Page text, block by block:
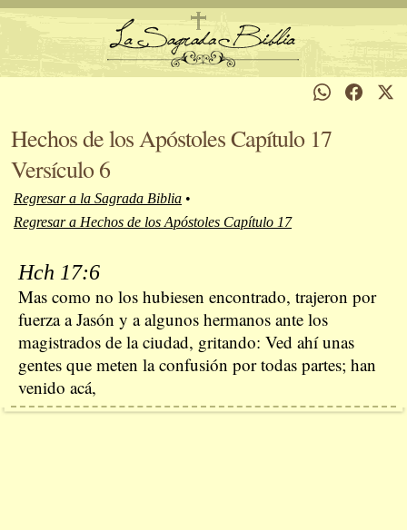
Hechos de los Apóstoles Capítulo 17
Versículo 6
Regresar a la Sagrada Biblia •
Regresar a Hechos de los Apóstoles Capítulo 17
Hch 17:6
Mas como no los hubiesen encontrado, trajeron por
fuerza a Jasón y a algunos hermanos ante los
magistrados de la ciudad, gritando: Ved ahí unas
gentes que meten la confusión por todas partes; han
venido acá,